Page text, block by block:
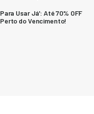
Usar Já': Até 70% OFF
do Vencimento!